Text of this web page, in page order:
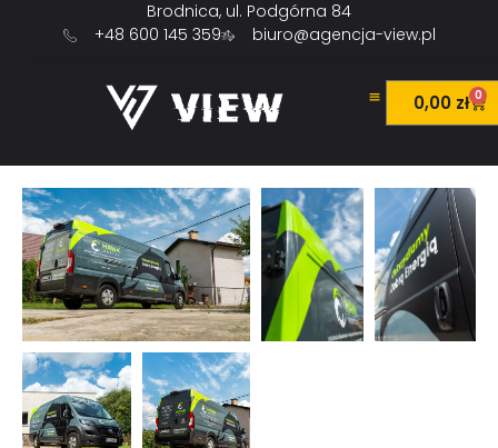
Brodnica, ul. Podgórna 84
+48 600 145 359
biuro@agencja-view.pl
0,00 zł 0